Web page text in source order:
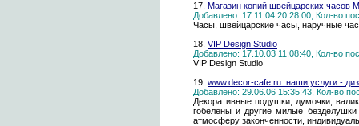
17. Магазин копий швейцарских часов
Добавлено: 17.11.04 20:28:00, Кол-во
Часы, швейцарские часы, наручные
18. VIP Design Studio
Добавлено: 17.10.03 11:08:40, Кол-во
VIP Design Studio
19. www.decor-cafe.ru: наши услуги -
Добавлено: 29.06.06 15:35:43, Кол-во
Декоративные подушки, думочки,
гобелены и другие милые
атмосферу законченности,